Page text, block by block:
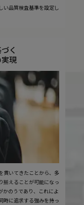
い品質検査基準を設定し
く
現
貫いてきたことから、多
揃えることが可能になっ
かのうであり、これによ
時に追求する強みを持っ